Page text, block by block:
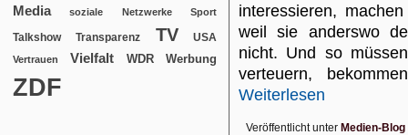
Media
soziale Netzwerke Sport
Talkshow Transparenz TV USA
Vertrauen Vielfalt WDR Werbung
ZDF
interessieren,
weil sie anderswo
nicht. Und so
verteuern,
Weiterlesen
Veröffentlicht unter Medien-Blog